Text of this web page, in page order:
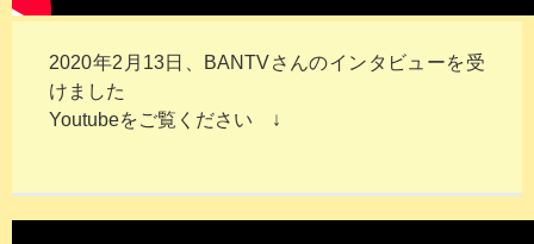
2020年2月13日、BANTVさんのインタビューを受
けました
Youtubeをご覧ください ↓